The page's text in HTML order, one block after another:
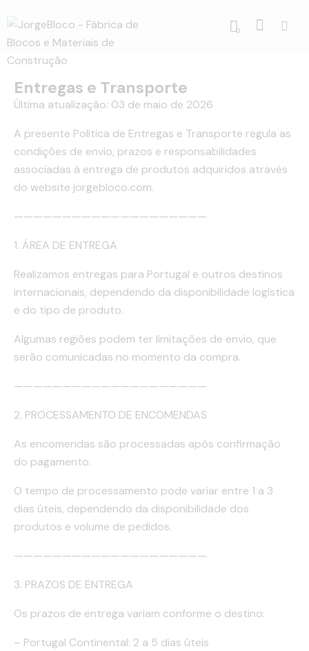
0
Entregas e Transporte
Última atualização: 03 de maio de 2026
A presente Política de Entregas e Transporte regula as
condições de envio, prazos e responsabilidades
associadas à entrega de produtos adquiridos através
do website jorgebloco.com.
————————————————————
1. ÁREA DE ENTREGA
Realizamos entregas para Portugal e outros destinos
internacionais, dependendo da disponibilidade logística
e do tipo de produto.
Algumas regiões podem ter limitações de envio, que
serão comunicadas no momento da compra.
————————————————————
2. PROCESSAMENTO DE ENCOMENDAS
As encomendas são processadas após confirmação
do pagamento.
O tempo de processamento pode variar entre 1 a 3
dias úteis, dependendo da disponibilidade dos
produtos e volume de pedidos.
————————————————————
3. PRAZOS DE ENTREGA
Os prazos de entrega variam conforme o destino:
– Portugal Continental: 2 a 5 dias úteis